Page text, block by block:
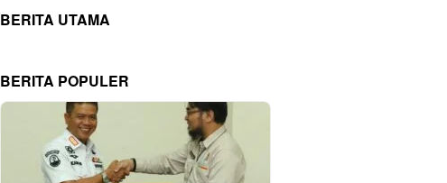
BERITA UTAMA
BERITA POPULER